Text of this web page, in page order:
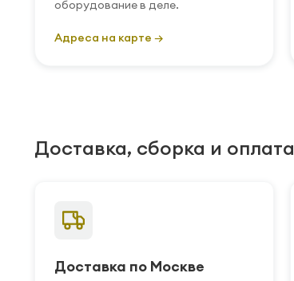
оборудование в деле.
Адреса на карте →
Доставка, сборка и оплата
Доставка по Москве